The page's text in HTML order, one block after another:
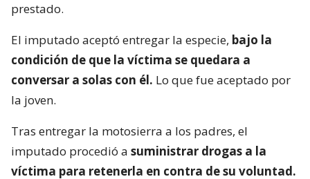
prestado.
El imputado aceptó entregar la especie, bajo la
condición de que la víctima se quedara a
conversar a solas con él. Lo que fue aceptado por
la joven.
Tras entregar la motosierra a los padres, el
imputado procedió a suministrar drogas a la
víctima para retenerla en contra de su voluntad.